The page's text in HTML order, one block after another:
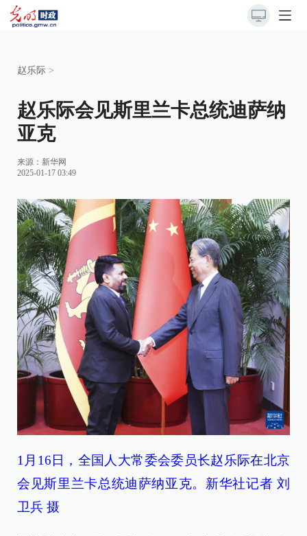
赵乐际 >
赵乐际会见斯里兰卡总统迪萨纳
亚克
来源： 新华网
2025-01-17 03:49
1月16日，全国人大常委会委员长赵乐际在北京
会见斯里兰卡总统迪萨纳亚克。新华社记者 刘
卫兵 摄